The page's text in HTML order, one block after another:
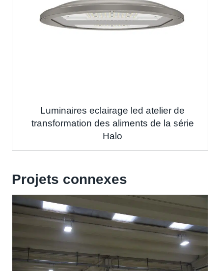
Luminaires eclairage led atelier de
transformation des aliments de la série
Halo
Projets connexes